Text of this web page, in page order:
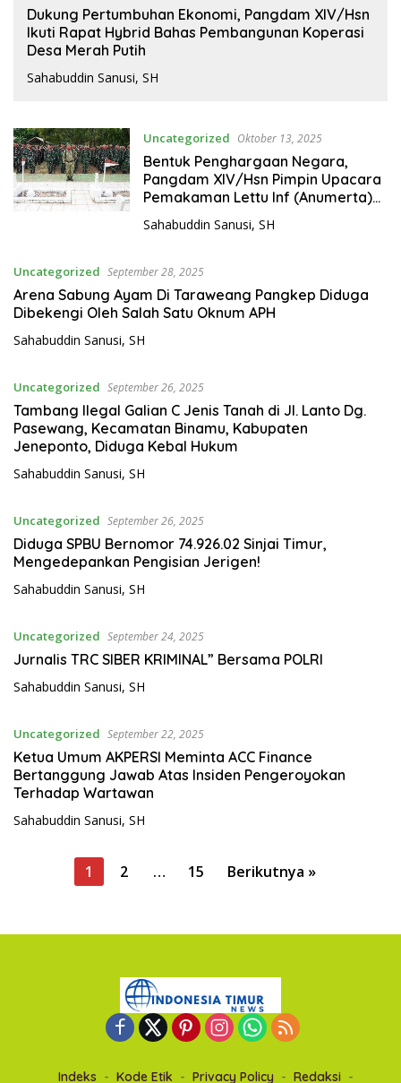
Dukung Pertumbuhan Ekonomi, Pangdam XIV/Hsn
Ikuti Rapat Hybrid Bahas Pembangunan Koperasi
Desa Merah Putih
Sahabuddin Sanusi, SH
Uncategorized Oktober 13, 2025
Bentuk Penghargaan Negara,
Pangdam XIV/Hsn Pimpin Upacara
Pemakaman Lettu Inf (Anumerta)
Fauzy Ahmad Sulkarnaen di TMP
Mangilu Bangoro Pangkep
Sahabuddin Sanusi, SH
Uncategorized September 28, 2025
Arena Sabung Ayam Di Taraweang Pangkep Diduga
Dibekengi Oleh Salah Satu Oknum APH
Sahabuddin Sanusi, SH
Uncategorized September 26, 2025
Tambang Ilegal Galian C Jenis Tanah di Jl. Lanto Dg.
Pasewang, Kecamatan Binamu, Kabupaten
Jeneponto, Diduga Kebal Hukum
Sahabuddin Sanusi, SH
Uncategorized September 26, 2025
Diduga SPBU Bernomor 74.926.02 Sinjai Timur,
Mengedepankan Pengisian Jerigen!
Sahabuddin Sanusi, SH
Uncategorized September 24, 2025
Jurnalis TRC SIBER KRIMINAL” Bersama POLRI
Sahabuddin Sanusi, SH
Uncategorized September 22, 2025
Ketua Umum AKPERSI Meminta ACC Finance
Bertanggung Jawab Atas Insiden Pengeroyokan
Terhadap Wartawan
Sahabuddin Sanusi, SH
1 2 … 15 Berikutnya »
Indeks Kode Etik Privacy Policy Redaksi